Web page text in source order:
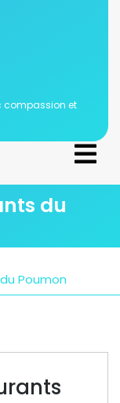
compassion et
du
Poumon